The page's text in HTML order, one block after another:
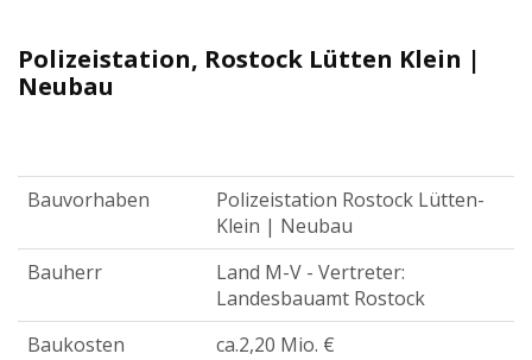
Polizeistation, Rostock Lütten Klein |
Neubau
Bauvorhaben
Polizeistation Rostock Lütten-
Klein | Neubau
Bauherr
Land M-V - Vertreter:
Landesbauamt Rostock
Baukosten
ca.2,20 Mio. €